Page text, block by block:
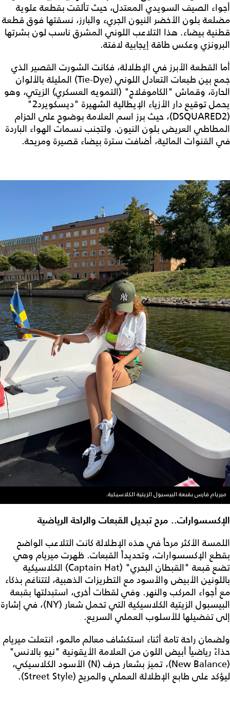
أجواء الصيف السويدي المعتدل، حيث تألقت بقطعة علوية
مضلعة بلون الأخضر النيون الجريء والبارز، نسقتها فوق قطعة
قطنية بيضاء. هذا التلاعب اللوني المشرق ناسب لون بشرتها
البرونزي وعكس طاقة إيجابية لافتة.
أما القطعة الأبرز في الإطلالة، فكانت الشورت القصير الذي
جمع بين طبعات التعادل اللوني (Tie-Dye) المليئة بالألوان
الحارة، وقماش "الكاموفلاج" (التمويه العسكري) الزيتي، وهو
يحمل توقيع دار الأزياء الإيطالية الشهيرة "ديسكويرد2"
(DSQUARED2)، حيث برز اسم العلامة بوضوح على الحزام
المطاطي العريض بلون النيون. ولتجنب نسمات الهواء الباردة
في القنوات المائية، أضافت سترة بيضاء قصيرة ومريحة.
ميريام فارس بقبعة البيسبول الزيتية الكلاسيكية.
الإكسسوارات.. مرح تبديل القبعات والراحة الرياضية
اللمسة الأكثر مرحاً في هذه الإطلالة كانت التلاعب الواضح
بقطع الإكسسوارات، وتحديداً القبعات. ظهرت ميريام وهي
تضع قبعة "القبطان البحري" (Captain Hat) الكلاسيكية
باللونين الأبيض والأسود مع التطريزات الذهبية، لتتناغم بذكاء
مع أجواء المركب والنهر. وفي لقطات أخرى، استبدلتها بقبعة
البيسبول الزيتية الكلاسيكية التي تحمل شعار (NY)، في إشارة
إلى تفضيلها للأسلوب العملي السريع.
ولضمان راحة تامة أثناء استكشاف معالم مالمو، انتعلت ميريام
حذاءً رياضياً أبيض اللون من العلامة الأيقونية "نيو بالانس"
(New Balance)، تميز بشعار حرف (N) الأسود الكلاسيكي،
ليؤكد على طابع الإطلالة العملي والمريح (Street Style).